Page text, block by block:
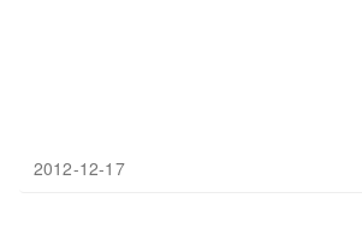
2012-12-17